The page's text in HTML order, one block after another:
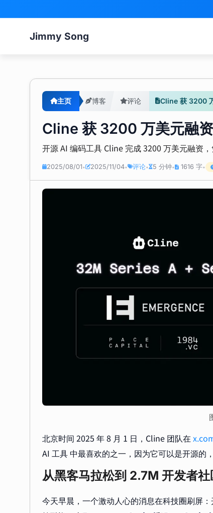
Jimmy Song
主页 博客 评论 Cline 获 3200
Cline 获 3200 万美元融
开源 AI 编码工具 Cline 完成 3200 万美元融资
2025/08/01• 2025/11/04• 评论• 5 分钟• 1616 字•
北京时间 2025 年 8 月 1 日，Cline 团队在
AI 工具 中最喜欢的之一，因为它可以是开源的
从黑客马拉松到 2.7M 开发者社
今天早晨，一个激动人心的消息在科技圈刷屏